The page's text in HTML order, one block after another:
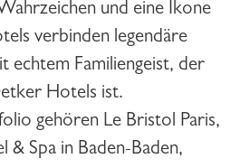
und eine Ikone
verbinden legendäre
echtem Familiengeist, der
Hotels ist.
gehören Le Bristol Paris,
& Spa in Baden-Baden,